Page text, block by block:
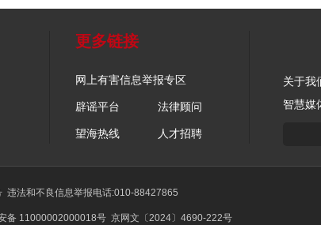
更多链接
网上有害信息举报专区
辟谣平台 法律顾问
望海热线 人才招聘
关于我
智慧媒
违法和不良信息举报电话:010-88427865
备 11000002000018号 京网文〔2024〕4690-222号